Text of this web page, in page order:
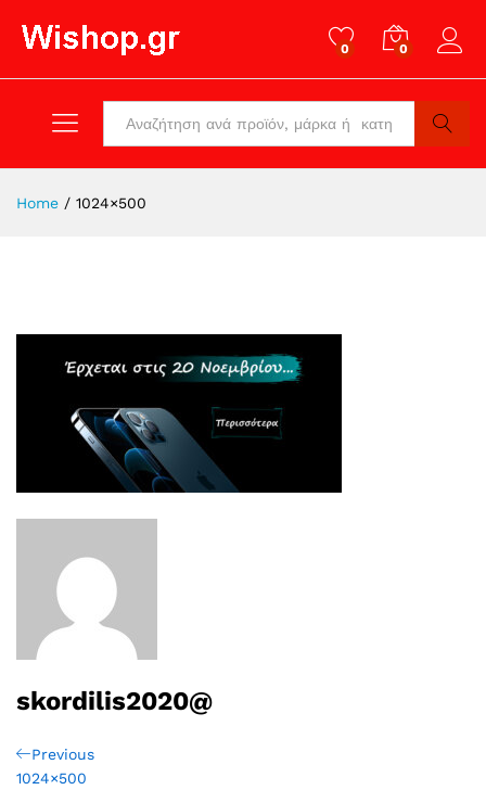
0 0
Search
Home / 1024×500
skordilis2020@
Πλοήγηση
Previous
Post
Previous
1024×500